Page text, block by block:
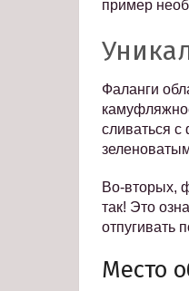
пример
Фаланги
сливаться
Во-вторых,
так! Это
отпугивать
Место